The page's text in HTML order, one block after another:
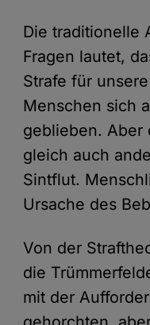
Die traditionelle
Fragen lautet,
Strafe für
Menschen sich
geblieben. Aber
gleich auch
Sintflut.
Ursache des
Von der
die
mit der